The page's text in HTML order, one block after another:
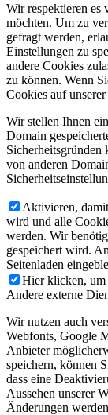
Wir respektieren es
möchten. Um zu
gefragt werden,
Einstellungen zu
andere Cookies
zu können. Wenn
Cookies auf
Wir stellen Ihnen
Domain
Sicherheitsgründen
von anderen
Aktivieren,
wird und alle
werden. Wir
gespeichert wird.
Seitenladen
Hier klicken, um
Andere externe
Wir nutzen auch
Webfonts, Google
Anbieter
speichern, können
dass eine
Aussehen unserer
Änderungen